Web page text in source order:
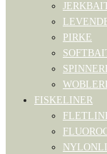
PIRKE
FISKELINER